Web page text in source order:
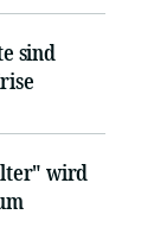
sind
wird